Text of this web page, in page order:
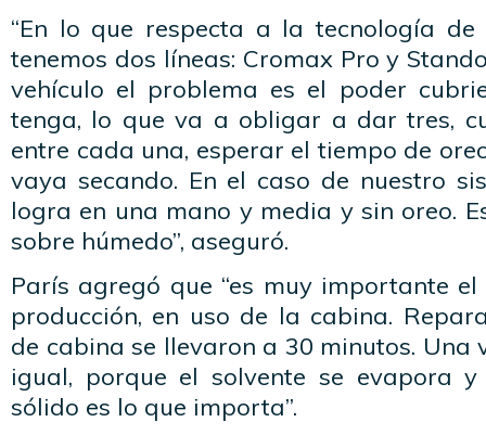
“En lo que respecta a la tecnología de
tenemos dos líneas: Cromax Pro y
vehículo el problema es el poder
tenga, lo que va a obligar a dar tres,
entre cada una, esperar el tiempo de
vaya secando. En el caso de nuestro
logra en una mano y media y sin oreo.
sobre húmedo”, aseguró.
París agregó que “es muy importante
producción, en uso de la cabina.
de cabina se llevaron a 30 minutos. Una
igual, porque el solvente se evapora
sólido es lo que importa”.